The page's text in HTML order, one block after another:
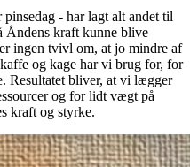
- har lagt alt andet til
Åndens kraft kunne blive
ingen tvivl om, at jo mindre af
og kage har vi brug for, for
Resultatet bliver, at vi lægger
og for lidt vægt på
kraft og styrke.